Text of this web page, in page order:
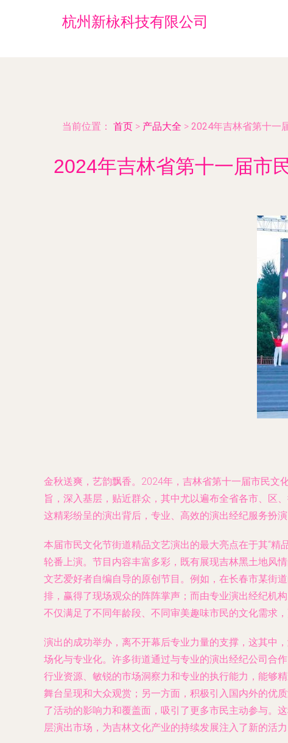
杭州新栐科技有限公司
当前位置： 首页 > 产品大全 > 2024年吉林省第十一
2024年吉林省第十一届市
金秋送爽，艺韵飘香。2024年，吉林省第十一届市民文
旨，深入基层，贴近群众，其中尤以遍布全省各市、区
这精彩纷呈的演出背后，专业、高效的演出经纪服务扮
本届市民文化节街道精品文艺演出的最大亮点在于其“精
轮番上演。节目内容丰富多彩，既有展现吉林黑土地风
文艺爱好者自编自导的原创节目。例如，在长春市某街
排，赢得了现场观众的阵阵掌声；而由专业演出经纪机
不仅满足了不同年龄段、不同审美趣味市民的文化需求
演出的成功举办，离不开幕后专业力量的支撑，这其中
场化与专业化。许多街道通过与专业的演出经纪公司合
行业资源、敏锐的市场洞察力和专业的执行能力，能够
舞台呈现和大众观赏；另一方面，积极引入国内外的优
了活动的影响力和覆盖面，吸引了更多市民主动参与。
层演出市场，为吉林文化产业的持续发展注入了新的活力